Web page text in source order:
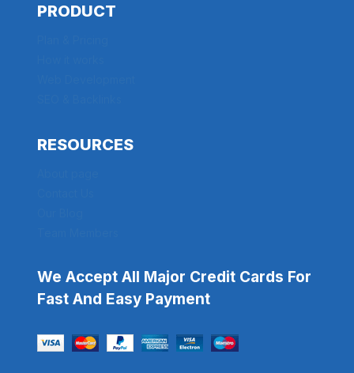
PRODUCT
RESOURCES
We Accept All Major Credit Cards For
Fast And Easy Payment